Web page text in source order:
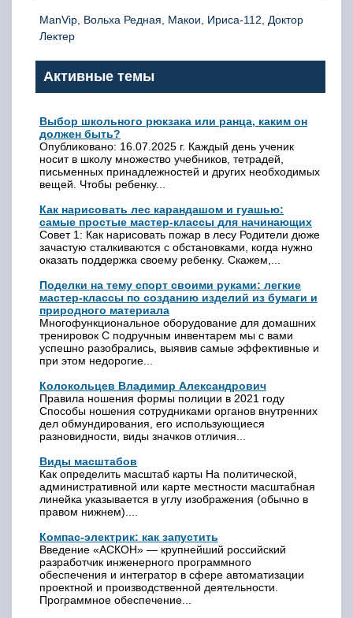
ManVip, Вольха Редная, Макои, Ириса-112, Доктор
Лектер
Активные темы
Выбор школьного рюкзака или ранца, каким он
должен быть?
Опубликовано: 16.07.2025 г. Каждый день ученик
носит в школу множество учебников, тетрадей,
письменных принадлежностей и других необходимых
вещей. Чтобы ребенку...
Как нарисовать лес карандашом и гуашью:
самые простые мастер-классы для начинающих
Совет 1: Как нарисовать пожар в лесу Родители дюже
зачастую сталкиваются с обстановками, когда нужно
оказать поддержка своему ребенку. Скажем,...
Поделки на тему спорт своими руками: легкие
мастер-классы по созданию изделий из бумаги и
природного материала
Многофункциональное оборудование для домашних
тренировок С подручным инвентарем мы с вами
успешно разобрались, выявив самые эффективные и
при этом недорогие...
Колокольцев Владимир Александрович
Правила ношения формы полиции в 2021 году
Способы ношения сотрудниками органов внутренних
дел обмундирования, его использующиеся
разновидности, виды значков отличия...
Виды масштабов
Как определить масштаб карты На политической,
административной или карте местности масштабная
линейка указывается в углу изображения (обычно в
правом нижнем)....
Компас-электрик: как запустить
Введение «АСКОН» — крупнейший российский
разработчик инженерного программного
обеспечения и интегратор в сфере автоматизации
проектной и производственной деятельности.
Программное обеспечение...